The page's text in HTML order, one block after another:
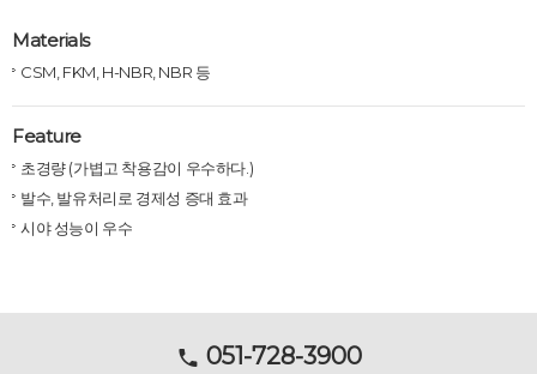
Materials
CSM, FKM, H-NBR, NBR 등
Feature
초경량 (가볍고 착용감이 우수하다.)
발수, 발유처리로 경제성 증대 효과
시야 성능이 우수
051-728-3900